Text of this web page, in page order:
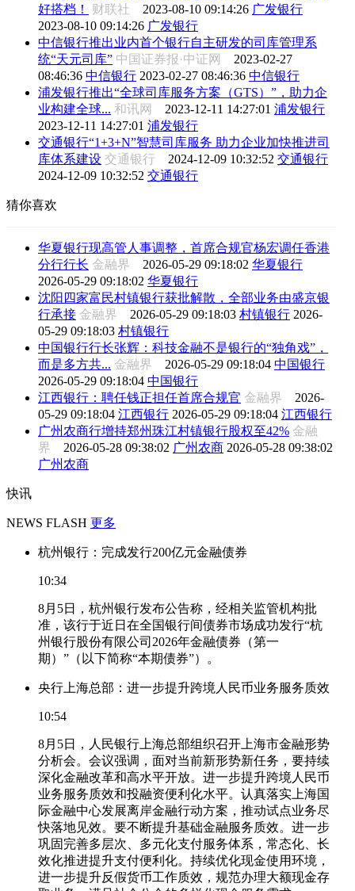
好搭档！
财联社 2023-08-10 09:14:26 广发银行
2023-08-10 09:14:26 广发银行
中信银行推出业内首个银行自主研发的司库管理系
统“天元司库” 中国证券报·中证网 2023-02-27
08:46:36 中信银行 2023-02-27 08:46:36 中信银行
浦发银行推出“全球司库服务方案（GTS）”，助力企
业构建全球... 和讯网 2023-12-11 14:27:01 浦发银行
2023-12-11 14:27:01 浦发银行
交通银行“1+3+N”智慧司库服务 助力企业加快推进司
库体系建设 交通银行 2024-12-09 10:32:52 交通银行
2024-12-09 10:32:52 交通银行
猜你喜欢
华夏银行现高管人事调整，首席合规官杨宏调任香港
分行行长 金融界 2026-05-29 09:18:02 华夏银行
2026-05-29 09:18:02 华夏银行
沈阳四家富民村镇银行获批解散，全部业务由盛京银
行承接 金融界 2026-05-29 09:18:03 村镇银行 2026-
05-29 09:18:03 村镇银行
中国银行行长张辉：科技金融不是银行的“独角戏”，
而是多方共... 金融界 2026-05-29 09:18:04 中国银行
2026-05-29 09:18:04 中国银行
江西银行：聘任钱正担任首席合规官 金融界 2026-
05-29 09:18:04 江西银行 2026-05-29 09:18:04 江西银行
广州农商行增持郑州珠江村镇银行股权至42% 金融
界 2026-05-28 09:38:02 广州农商 2026-05-28 09:38:02
广州农商
快讯
NEWS FLASH 更多
杭州银行：完成发行200亿元金融债券
10:34
8月5日，杭州银行发布公告称，经相关监管机构批
准，该行于近日在全国银行间债券市场成功发行“杭
州银行股份有限公司2026年金融债券（第一
期）”（以下简称“本期债券”）。
央行上海总部：进一步提升跨境人民币业务服务质效
10:54
8月5日，人民银行上海总部组织召开上海市金融形势
分析会。会议强调，面对当前新形势新任务，要持续
深化金融改革和高水平开放。进一步提升跨境人民币
业务服务质效和投融资便利化水平。认真落实上海国
际金融中心发展离岸金融行动方案，推动试点业务尽
快落地见效。要不断提升基础金融服务质效。进一步
巩固完善多层次、多元化支付服务体系，常态化、长
效化推进提升支付便利化。持续优化现金使用环境，
进一步提升反假货币工作质效，规范办理大额现金存